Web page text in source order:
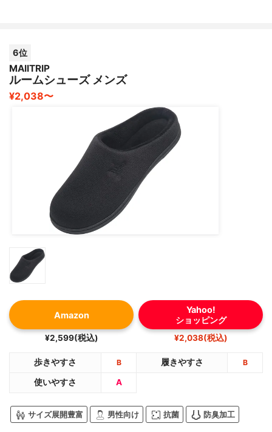
6位
MAIITRIP
ルームシューズ メンズ
¥2,038〜
Amazon
¥2,599(税込)
Yahoo!
ショッピング
¥2,038(税込)
歩きやすさ B 履きやすさ B
使いやすさ A
サイズ展開豊富 男性向け 抗菌 防臭加工